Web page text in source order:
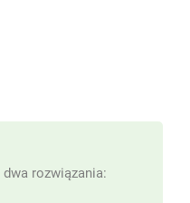
rozwiązania: